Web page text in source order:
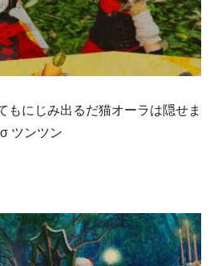
もにじみ出るだ猫オーラは隠せま
ツンツン